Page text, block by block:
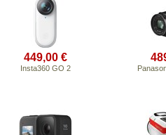
449,00 €
Insta360 GO 2